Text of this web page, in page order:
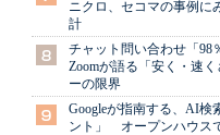
ニクロ、セコマの事例に
計
チャット問い合わせ「
Zoomが語る「安く・速
ーの限界
Googleが指南する、AI検
ント」 オープンハウス